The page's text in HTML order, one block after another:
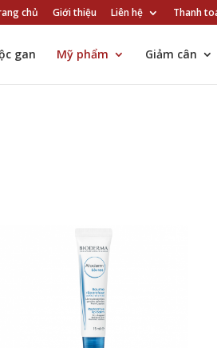
chủ Giới thiệu Liên hệ Thanh
gan Mỹ phẩm Giảm cân